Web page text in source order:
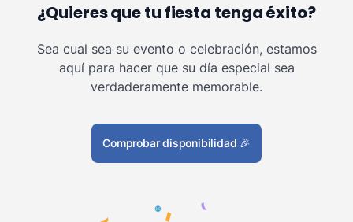
¿Quieres que tu fiesta tenga éxito?
Sea cual sea su evento o celebración, estamos
aquí para hacer que su día especial sea
verdaderamente memorable.
Comprobar disponibilidad 🎉